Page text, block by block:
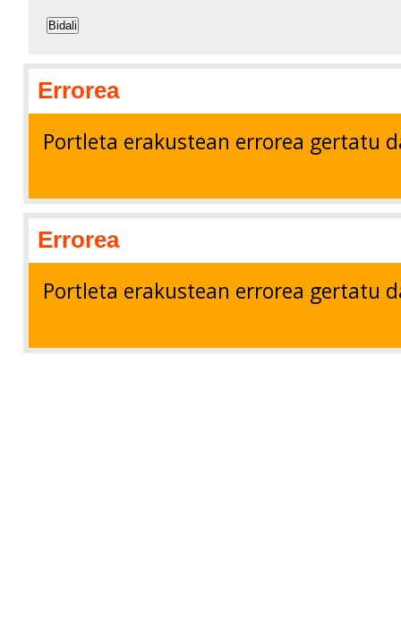
Bidali
Errorea
Portleta erakustean errorea gertatu
Errorea
Portleta erakustean errorea gertatu